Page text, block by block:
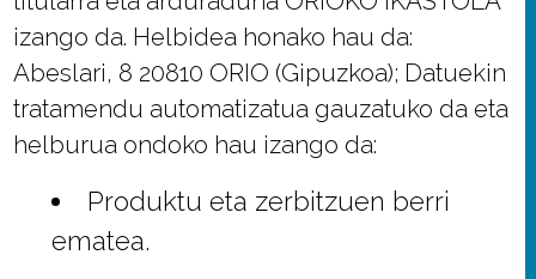
izango da. Helbidea honako hau da:
Abeslari, 8 20810 ORIO (Gipuzkoa); Datuekin
tratamendu automatizatua gauzatuko da eta
helburua ondoko hau izango da:
Produktu eta zerbitzuen berri
ematea.